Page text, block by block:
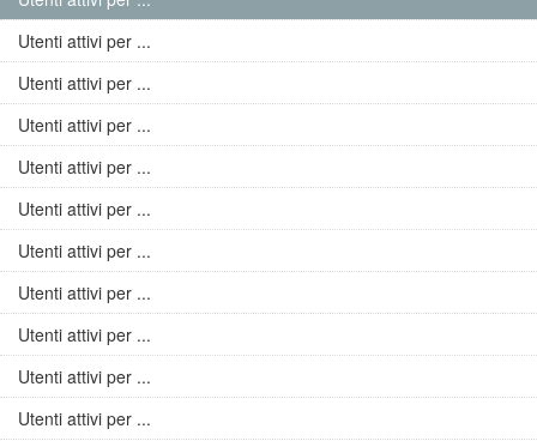
Utenti attivi per ...
Utenti attivi per ...
Utenti attivi per ...
Utenti attivi per ...
Utenti attivi per ...
Utenti attivi per ...
Utenti attivi per ...
Utenti attivi per ...
Utenti attivi per ...
Utenti attivi per ...